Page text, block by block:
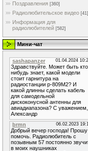
Поздравления [360]
Радиолюбительское видео [41]
Информация для
радиолюбителей [582]
Мини-чат